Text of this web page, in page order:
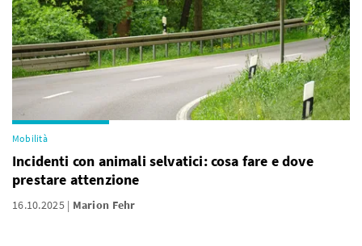
Mobilità
Incidenti con animali selvatici: cosa fare e dove
prestare attenzione
16.10.2025 Marion Fehr